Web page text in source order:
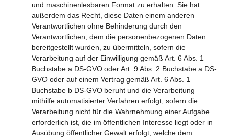
und maschinenlesbaren Format zu erhalten. Sie hat
außerdem das Recht, diese Daten einem anderen
Verantwortlichen ohne Behinderung durch den
Verantwortlichen, dem die personenbezogenen Daten
bereitgestellt wurden, zu übermitteln, sofern die
Verarbeitung auf der Einwilligung gemäß Art. 6 Abs. 1
Buchstabe a DS-GVO oder Art. 9 Abs. 2 Buchstabe a DS-
GVO oder auf einem Vertrag gemäß Art. 6 Abs. 1
Buchstabe b DS-GVO beruht und die Verarbeitung
mithilfe automatisierter Verfahren erfolgt, sofern die
Verarbeitung nicht für die Wahrnehmung einer Aufgabe
erforderlich ist, die im öffentlichen Interesse liegt oder in
Ausübung öffentlicher Gewalt erfolgt, welche dem